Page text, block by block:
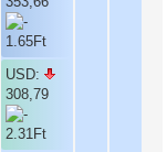
USD:
308,79